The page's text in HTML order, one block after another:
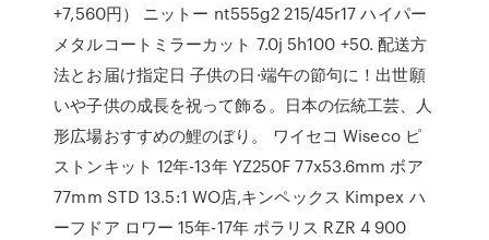
+7,560円） ニットー nt555g2 215/45r17 ハイパー
メタルコートミラーカット 7.0j 5h100 +50. 配送方
法とお届け指定日 子供の日·端午の節句に！出世願
いや子供の成長を祝って飾る。日本の伝統工芸、人
形広場おすすめの鯉のぼり。 ワイセコ Wiseco ピ
ストンキット 12年-13年 YZ250F 77x53.6mm ボア
77mm STD 13.5:1 WO店,キンペックス Kimpex ハ
ーフドア ロワー 15年-17年 ポラリス RZR 4 900